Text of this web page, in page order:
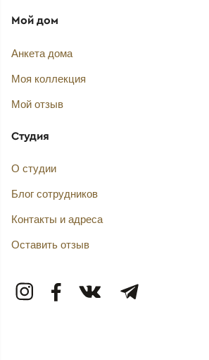
Мой дом
Анкета дома
Моя коллекция
Мой отзыв
Студия
О студии
Блог сотрудников
Контакты и адреса
Оставить отзыв